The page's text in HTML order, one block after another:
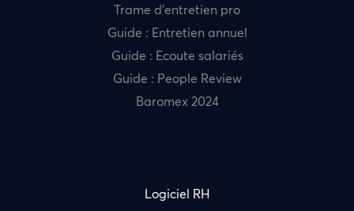
Trame d’entretien pro
Guide : Entretien annuel
Guide : Ecoute salariés
Guide : People Review
Baromex 2024
Logiciel RH